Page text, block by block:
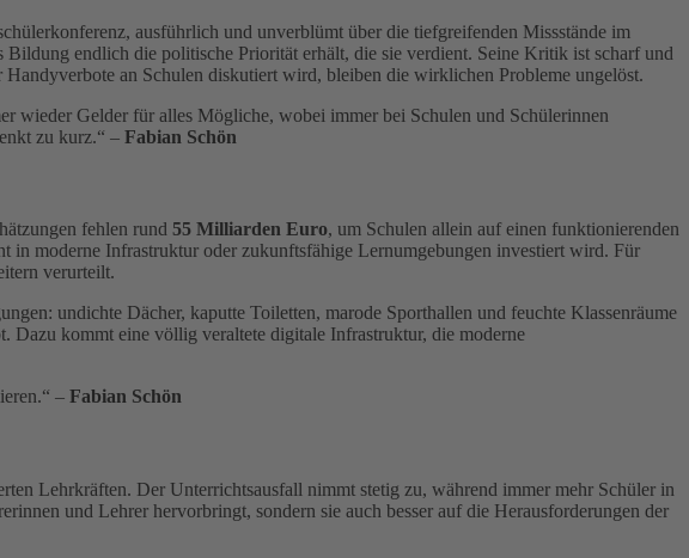
ausführlich und unverblümt über die tiefgreifenden Missstände im
endlich die politische Priorität erhält, die sie verdient. Seine Kritik ist scharf und
an Schulen diskutiert wird, bleiben die wirklichen Probleme ungelöst.
wieder Gelder für alles Mögliche, wobei immer bei Schulen und Schülerinnen
zu kurz.“ – Fabian Schön
fehlen rund 55 Milliarden Euro, um Schulen allein auf einen funktionierenden
in moderne Infrastruktur oder zukunftsfähige Lernumgebungen investiert wird. Für
verurteilt.
undichte Dächer, kaputte Toiletten, marode Sporthallen und feuchte Klassenräume
Dazu kommt eine völlig veraltete digitale Infrastruktur, die moderne
– Fabian Schön
Lehrkräften. Der Unterrichtsausfall nimmt stetig zu, während immer mehr Schüler in
und Lehrer hervorbringt, sondern sie auch besser auf die Herausforderungen der